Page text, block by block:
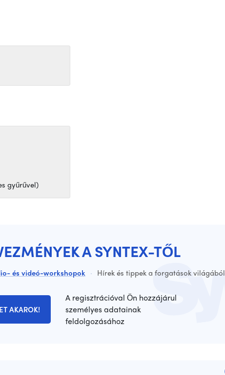
gyűrűvel)
A SYNTEX-TŐL
és videó-workshopok · Hírek és tippek a forgatások világából
AKAROK!
A regisztrációval Ön hozzájárul
személyes adatainak
feldolgozásához